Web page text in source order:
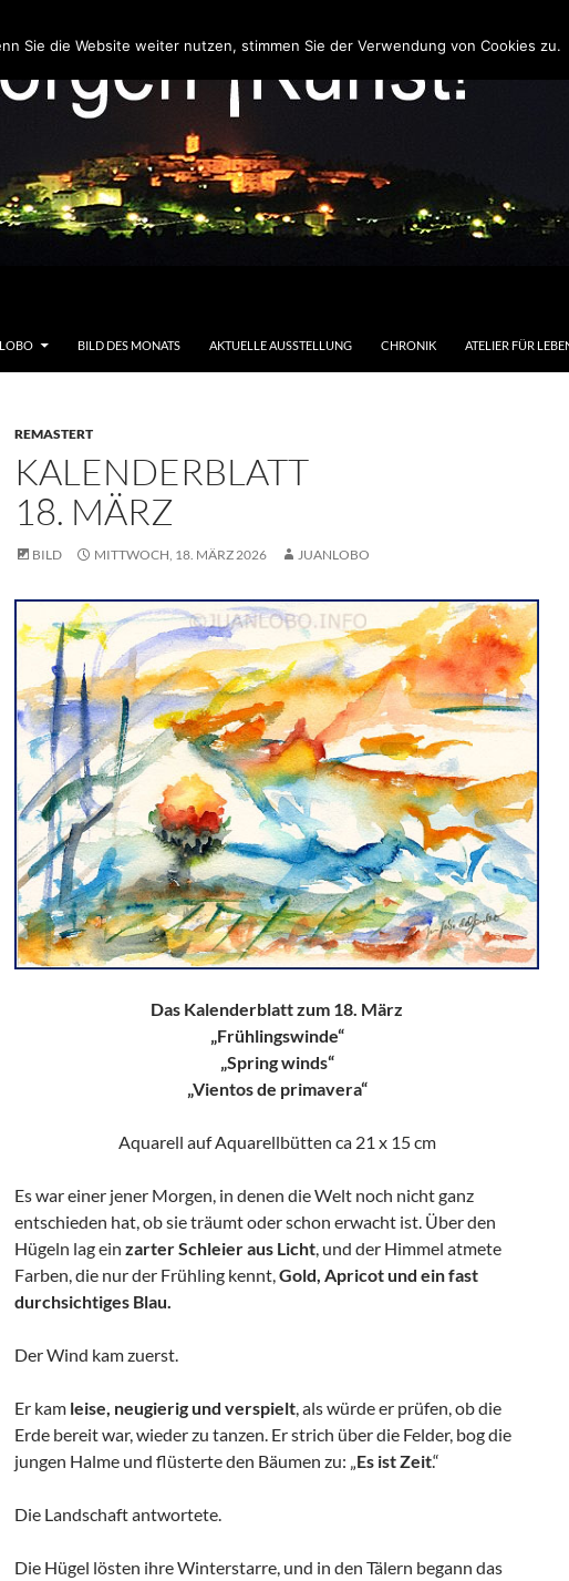
BILD DES MONATS AKTUELLE AUSSTELLUNG CHRONIK ATELIER FÜR
REMASTERT
KALENDERBLATT
18. MÄRZ
BILD MITTWOCH, 18. MÄRZ 2026 JUANLOBO
Das Kalenderblatt zum 18. März
„Frühlingswinde“
„Spring winds“
„Vientos de primavera“
Aquarell auf Aquarellbütten ca 21 x 15 cm
Es war einer jener Morgen, in denen die Welt noch nicht ganz
entschieden hat, ob sie träumt oder schon erwacht ist. Über den
Hügeln lag ein zarter Schleier aus Licht, und der Himmel atmete
Farben, die nur der Frühling kennt,Gold, Apricot und ein fast
durchsichtiges Blau.
Der Wind kam zuerst.
Er kam leise, neugierig und verspielt, als würde er prüfen, ob die
Erde bereit war, wieder zu tanzen. Er strich über die Felder, bog die
jungen Halme und flüsterte den Bäumen zu: „Es ist Zeit.“
Die Landschaft antwortete.
Die Hügel lösten ihre Winterstarre, und in den Tälern begann das
Sie die Website weiter nutzen, stimmen Sie der Verwendung von Cookies zu.